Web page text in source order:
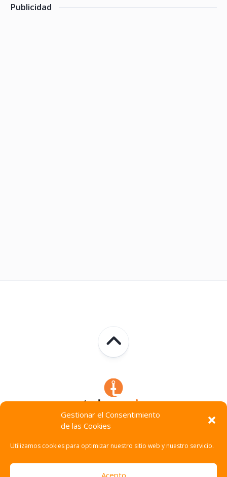
Gestionar el Consentimiento
de las Cookies
Utilizamos cookies para optimizar nuestro sitio web y nuestro servicio.
Acepto
Publicidad
Technocracia © 2026. Todos Los Derechos Reservados.